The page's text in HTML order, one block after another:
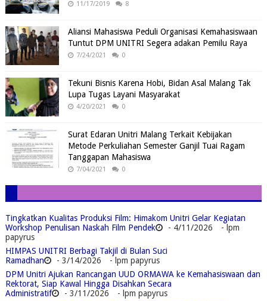
11/17/2019 8
Aliansi Mahasiswa Peduli Organisasi Kemahasiswaan
Tuntut DPM UNITRI Segera adakan Pemilu Raya
7/24/2021 0
Tekuni Bisnis Karena Hobi, Bidan Asal Malang Tak
Lupa Tugas Layani Masyarakat
4/20/2021 0
Surat Edaran Unitri Malang Terkait Kebijakan
Metode Perkuliahan Semester Ganjil Tuai Ragam
Tanggapan Mahasiswa
7/04/2021 0
Tingkatkan Kualitas Produksi Film: Himakom Unitri Gelar Kegiatan
Workshop Penulisan Naskah Film Pendek
- 4/11/2026
- lpm
papyrus
HIMPAS UNITRI Berbagi Takjil di Bulan Suci
Ramadhan
- 3/14/2026
- lpm papyrus
DPM Unitri Ajukan Rancangan UUD ORMAWA ke Kemahasiswaan dan
Rektorat, Siap Kawal Hingga Disahkan Secara
Administratif
- 3/11/2026
- lpm papyrus